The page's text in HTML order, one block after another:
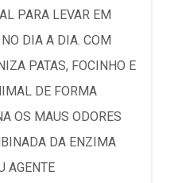
PARA LEVAR EM
DIA A DIA. COM
PATAS, FOCINHO E
DE FORMA
OS MAUS ODORES
DA ENZIMA
AGENTE